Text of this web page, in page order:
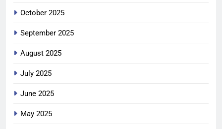
October 2025
September 2025
August 2025
July 2025
June 2025
May 2025